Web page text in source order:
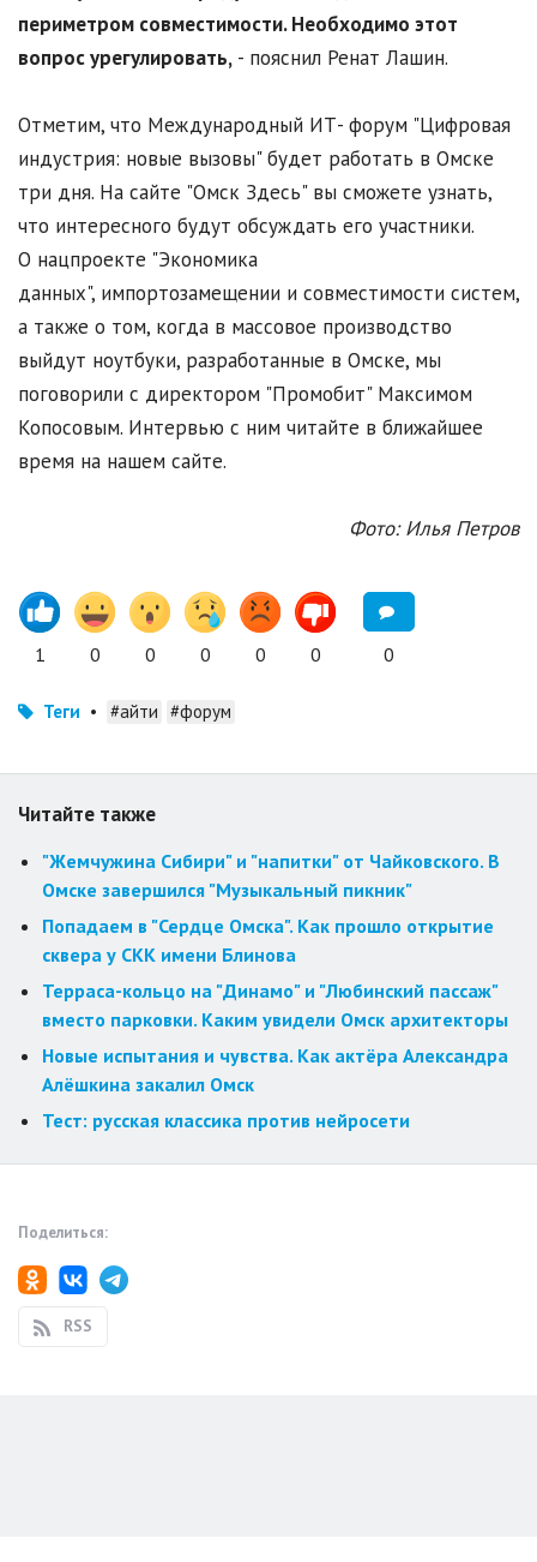
периметром совместимости. Необходимо этот
вопрос урегулировать, - пояснил Ренат Лашин.
Отметим, что Международный ИТ- форум "Цифровая
индустрия: новые вызовы" будет работать в Омске
три дня. На сайте "Омск Здесь" вы сможете узнать,
что интересного будут обсуждать его участники.
О нацпроекте "Экономика
данных", импортозамещении и совместимости систем,
а также о том, когда в массовое производство
выйдут ноутбуки, разработанные в Омске, мы
поговорили с директором "Промобит" Максимом
Копосовым. Интервью с ним читайте в ближайшее
время на нашем сайте.
Фото: Илья Петров
1 0 0 0 0 0 0
Теги • #айти #форум
Читайте также
"Жемчужина Сибири" и "напитки" от Чайковского. В
Омске завершился "Музыкальный пикник"
Попадаем в "Сердце Омска". Как прошло открытие
сквера у СКК имени Блинова
Терраса-кольцо на "Динамо" и "Любинский пассаж"
вместо парковки. Каким увидели Омск архитекторы
Новые испытания и чувства. Как актёра Александра
Алёшкина закалил Омск
Тест: русская классика против нейросети
Поделиться:
RSS